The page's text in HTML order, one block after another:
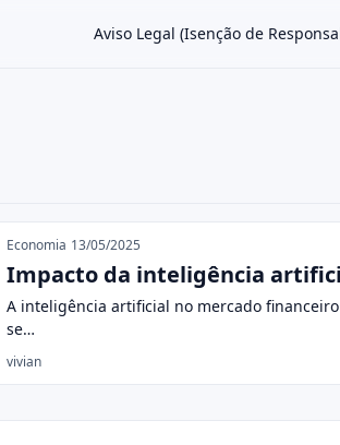
Aviso Legal (Isenção de
ESC para fechar.
Economia 13/05/2025
Impacto da inteligência
A inteligência artificial no mercado
se…
vivian